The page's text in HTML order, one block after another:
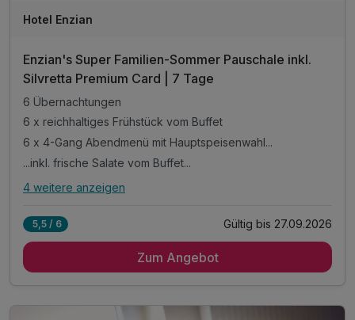
Hotel Enzian
Enzian's Super Familien-Sommer Pauschale inkl.
Silvretta Premium Card | 7 Tage
6 Übernachtungen
6 x reichhaltiges Frühstück vom Buffet
6 x 4-Gang Abendmenü mit Hauptspeisenwahl...
...inkl. frische Salate vom Buffet...
Alle Inklusivleistungen
6 x reichhaltiges Frühstück vom Buffet
4 weitere anzeigen
5,5 / 6 Gültig bis 27.09.2026
Zum Angebot